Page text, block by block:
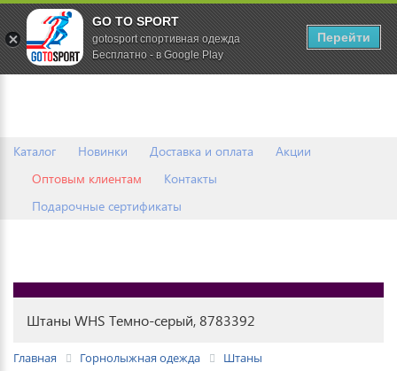
Каталог Новинки Доставка и оплата
Акции
Оптовым клиентам
Контакты
Подарочные сертификаты
0
Штаны WHS Темно-серый, 8783392
Главная Горнолыжная одежда
Штаны
GO TO SPORT
gotosport спортивная одежда
Бесплатно - в Google Play
Перейти